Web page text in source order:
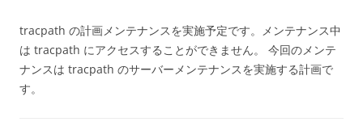
tracpath の計画メンテナンスを実施予定です。メンテナンス中
は tracpath にアクセスすることができません。 今回のメンテ
ナンスは tracpath のサーバーメンテナンスを実施する計画で
す。